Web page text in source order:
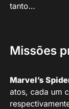
tanto…
Missões
Marvel’s
atos, cada um